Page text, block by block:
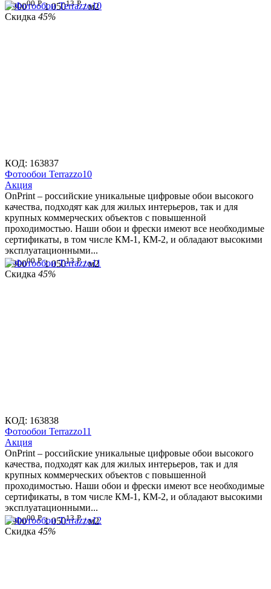
1 90000 Р 1 05013 Р / м2
Скидка 45%
КОД: 163837
Фотообои Terrazzo10
Aкция
OnPrint – российские уникальные цифровые обои высокого
качества, подходят как для жилых интерьеров, так и для
крупных коммерческих объектов с повышенной
проходимостью. Наши обои и фрески имеют все необходимые
сертификаты, в том числе КМ-1, КМ-2, и обладают высокими
эксплуатационными...
1 90000 Р 1 05013 Р / м2
Скидка 45%
КОД: 163838
Фотообои Terrazzo11
Aкция
OnPrint – российские уникальные цифровые обои высокого
качества, подходят как для жилых интерьеров, так и для
крупных коммерческих объектов с повышенной
проходимостью. Наши обои и фрески имеют все необходимые
сертификаты, в том числе КМ-1, КМ-2, и обладают высокими
эксплуатационными...
1 90000 Р 1 05013 Р / м2
Скидка 45%